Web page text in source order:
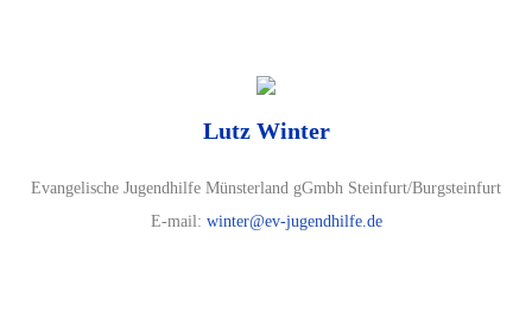
Lutz Winter
Evangelische Jugendhilfe Münsterland gGmbh Steinfurt/Burgsteinfurt
E-mail: winter@ev-jugendhilfe.de